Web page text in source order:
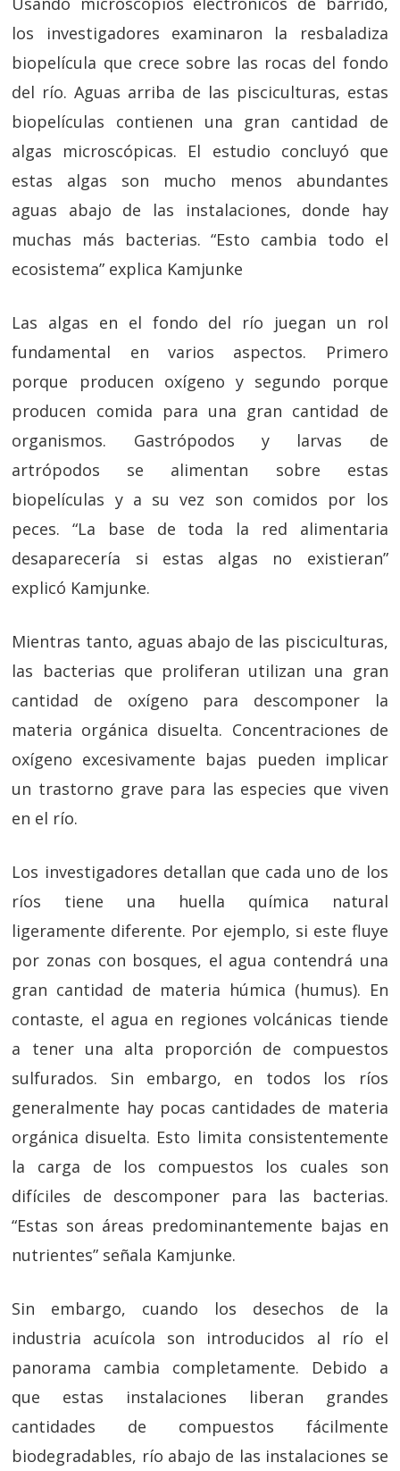
los investigadores examinaron la resbaladiza
biopelícula que crece sobre las rocas del fondo
del río. Aguas arriba de las pisciculturas, estas
biopelículas contienen una gran cantidad de
algas microscópicas. El estudio concluyó que
estas algas son mucho menos abundantes
aguas abajo de las instalaciones, donde hay
muchas más bacterias. “Esto cambia todo el
ecosistema” explica Kamjunke
Las algas en el fondo del río juegan un rol
fundamental en varios aspectos. Primero
porque producen oxígeno y segundo porque
producen comida para una gran cantidad de
organismos. Gastrópodos y larvas de
artrópodos se alimentan sobre estas
biopelículas y a su vez son comidos por los
peces. “La base de toda la red alimentaria
desaparecería si estas algas no existieran”
explicó Kamjunke.
Mientras tanto, aguas abajo de las pisciculturas,
las bacterias que proliferan utilizan una gran
cantidad de oxígeno para descomponer la
materia orgánica disuelta. Concentraciones de
oxígeno excesivamente bajas pueden implicar
un trastorno grave para las especies que viven
en el río.
Los investigadores detallan que cada uno de los
ríos tiene una huella química natural
ligeramente diferente. Por ejemplo, si este fluye
por zonas con bosques, el agua contendrá una
gran cantidad de materia húmica (humus). En
contaste, el agua en regiones volcánicas tiende
a tener una alta proporción de compuestos
sulfurados. Sin embargo, en todos los ríos
generalmente hay pocas cantidades de materia
orgánica disuelta. Esto limita consistentemente
la carga de los compuestos los cuales son
difíciles de descomponer para las bacterias.
“Estas son áreas predominantemente bajas en
nutrientes” señala Kamjunke.
Sin embargo, cuando los desechos de la
industria acuícola son introducidos al río el
panorama cambia completamente. Debido a
que estas instalaciones liberan grandes
cantidades de compuestos fácilmente
biodegradables, río abajo de las instalaciones se